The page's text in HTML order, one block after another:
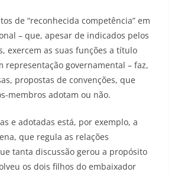
de “reconhecida competência” em
– que, apesar de indicados pelos
exercem as suas funções a título
representação governamental – faz,
propostas de convenções, que
membros adotam ou não.
e adotadas está, por exemplo, a
que regula as relações
tanta discussão gerou a propósito
os dois filhos do embaixador